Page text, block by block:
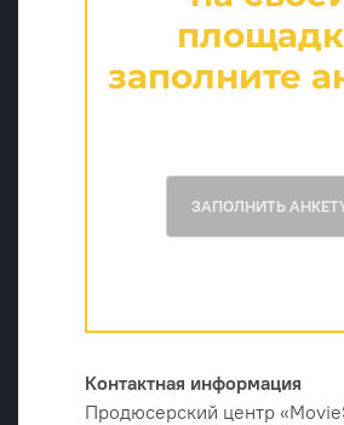
заполните
ЗАПОЛНИТЬ
Контактная информация
Продюсерский центр